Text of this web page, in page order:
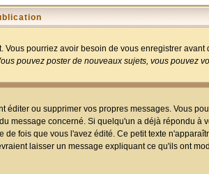
pourriez avoir besoin de vous enregistrer
pouvez poster de nouveaux sujets, vous pouvez
ou supprimer vos propres messages. Vous
message concerné. Si quelqu'un a déjà répondu à
fois que vous l'avez édité. Ce petit texte
laisser un message expliquant ce qu'ils ont